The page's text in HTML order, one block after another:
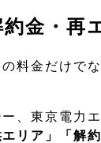
金・再
料金だけで
、東京電力
エリア」「解